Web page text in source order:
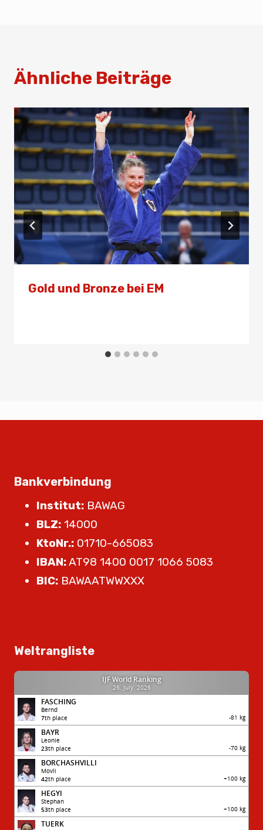
Ähnliche Beiträge
Gold und Bronze bei EM
Bankverbindung
Institut: BAWAG
BLZ: 14000
KtoNr.: 01710-665083
IBAN:AT98 1400 0017 1066 5083
BIC: BAWAATWWXXX
Weltrangliste